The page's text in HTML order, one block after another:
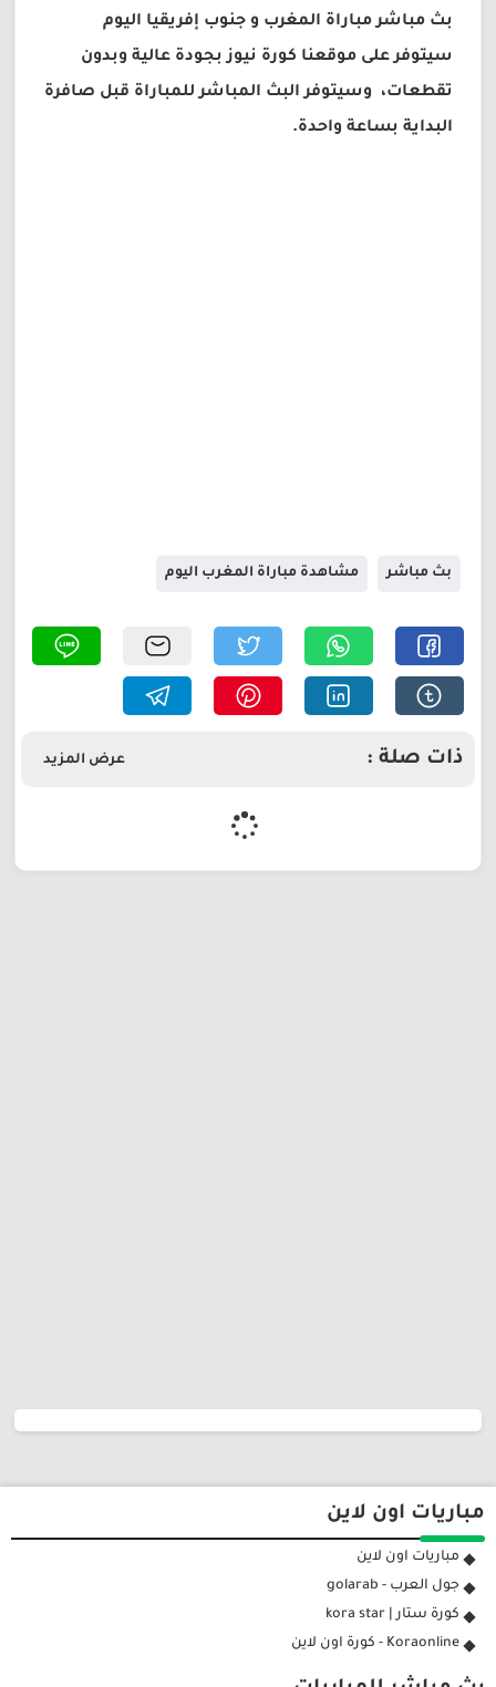
بث مباشر مباراة المغرب و جنوب إفريقيا اليوم
سيتوفر على موقعنا كورة نيوز بجودة عالية وبدون
تقطعات، وسيتوفر البث المباشر للمباراة قبل صافرة
البداية بساعة واحدة.
بث مباشر مشاهدة مباراة المغرب اليوم
عرض المزيد ذات صلة :
مباريات اون لاين
مباريات اون لاين
جول العرب - golarab
كورة ستار | kora star
Koraonline - كورة اون لاين